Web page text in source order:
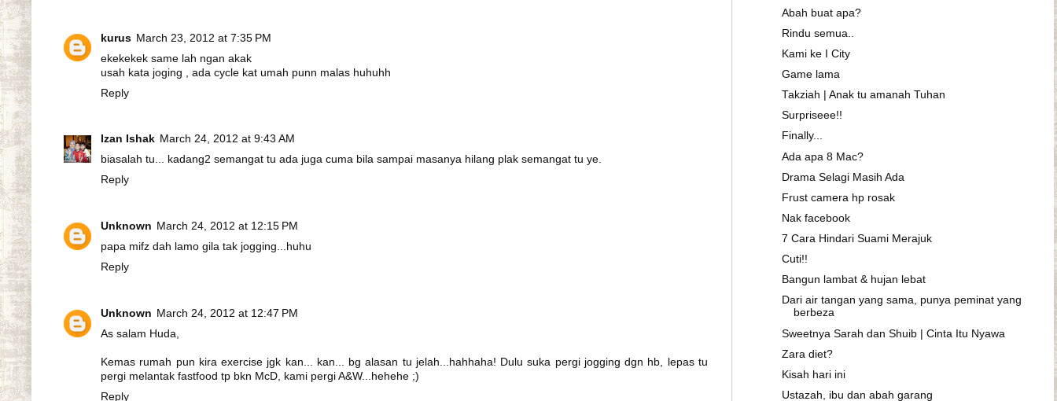
kurus March 23, 2012 at 7:35 PM
ekekekek same lah ngan akak
usah kata joging , ada cycle kat umah punn malas huhuhh
Reply
Izan Ishak March 24, 2012 at 9:43 AM
biasalah tu... kadang2 semangat tu ada juga cuma bila sampai masanya hilang plak semangat tu ye.
Reply
Unknown March 24, 2012 at 12:15 PM
papa mifz dah lamo gila tak jogging...huhu
Reply
Unknown March 24, 2012 at 12:47 PM
As salam Huda,
Kemas rumah pun kira exercise jgk kan... kan... bg alasan tu jelah...hahhaha! Dulu suka pergi jogging dgn hb, lepas tu
pergi melantak fastfood tp bkn McD, kami pergi A&W...hehehe ;)
Reply
Abah buat apa?
Rindu semua..
Kami ke I City
Game lama
Takziah | Anak tu amanah Tuhan
Surpriseee!!
Finally...
Ada apa 8 Mac?
Drama Selagi Masih Ada
Frust camera hp rosak
Nak facebook
7 Cara Hindari Suami Merajuk
Cuti!!
Bangun lambat & hujan lebat
Dari air tangan yang sama, punya peminat yang
berbeza
Sweetnya Sarah dan Shuib | Cinta Itu Nyawa
Zara diet?
Kisah hari ini
Ustazah, ibu dan abah garang